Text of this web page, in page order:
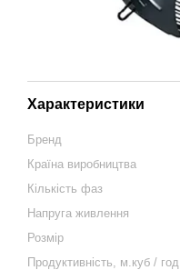
Характеристики
Бренд
Країна виробництва
Кількість фаз
Напруга живлення
Розмір
Продуктивність, м.куб / год